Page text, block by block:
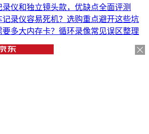
录仪和独立镜头款，优缺点全面评测
记录仪容易死机？选购重点避开这些坑
多大内存卡？循环录像常见误区整理